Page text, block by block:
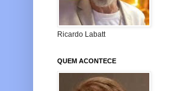
Ricardo Labatt
QUEM ACONTECE